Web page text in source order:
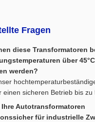
Fragen
diese Transformatoren
über 45°C
werden?
einen sicheren Betrieb bis zu
Ihre Autotransformatoren
für industrielle